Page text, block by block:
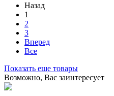
Назад
1
2
3
Вперед
Все
Показать еще товары
Возможно, Вас заинтересует